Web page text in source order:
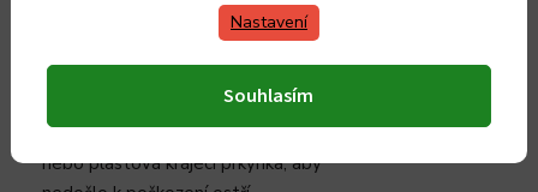
Nastavení
Souhlasím
- Nože lze použít pouze ke krájení
zeleniny, masa, ryb a chleba.
- Nepoužívejte nože ke krájení kostí
nebo mražených potravin.
- Přednostně používejte dřevěná
nebo plastová krájecí prkýnka, aby